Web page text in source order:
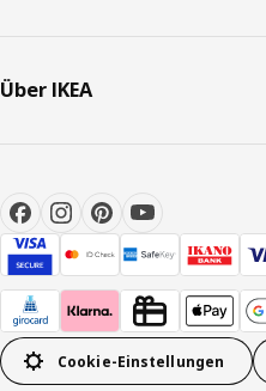
Über IKEA
Cookie-Einstellungen